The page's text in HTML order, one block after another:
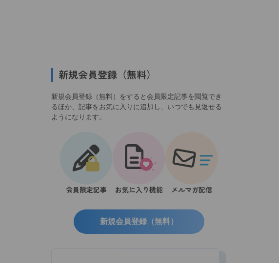
新規会員登録（無料）
新規会員登録（無料）をすると会員限定記事を閲覧でき
るほか、記事をお気に入りに追加し、いつでも見返せる
ようになります。
会員限定記事 お気に入り機能 メルマガ配信
新規会員登録（無料）